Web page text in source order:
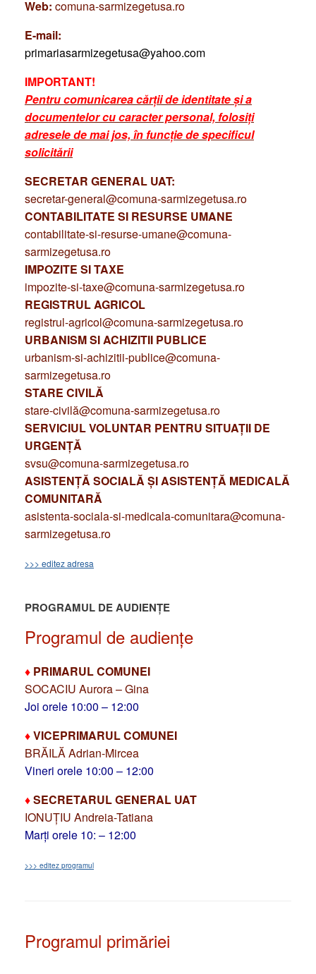
Web: comuna-sarmizegetusa.ro
E-mail:
primariasarmizegetusa@yahoo.com
IMPORTANT!
Pentru comunicarea cărții de identitate și a
documentelor cu caracter personal, folosiți
adresele de mai jos, în funcție de specificul
solicitării
SECRETAR GENERAL UAT:
secretar-general@comuna-sarmizegetusa.ro
CONTABILITATE SI RESURSE UMANE
contabilitate-si-resurse-umane@comuna-
sarmizegetusa.ro
IMPOZITE SI TAXE
impozite-si-taxe@comuna-sarmizegetusa.ro
REGISTRUL AGRICOL
registrul-agricol@comuna-sarmizegetusa.ro
URBANISM SI ACHIZITII PUBLICE
urbanism-si-achizitii-publice@comuna-
sarmizegetusa.ro
STARE CIVILĂ
stare-civilă@comuna-sarmizegetusa.ro
SERVICIUL VOLUNTAR PENTRU SITUAȚII DE
URGENȚĂ
svsu@comuna-sarmizegetusa.ro
ASISTENȚĂ SOCIALĂ ȘI ASISTENȚĂ MEDICALĂ
COMUNITARĂ
asistenta-sociala-si-medicala-comunitara@comuna-
sarmizegetusa.ro
>>> editez adresa
PROGRAMUL DE AUDIENȚE
Programul de audiențe
♦ PRIMARUL COMUNEI
SOCACIU Aurora – Gina
Joi orele 10:00 – 12:00
♦VICEPRIMARUL COMUNEI
BRĂILĂ Adrian-Mircea
Vineri orele 10:00 – 12:00
♦SECRETARUL GENERAL UAT
IONUȚIU Andreia-Tatiana
Marți orele 10: – 12:00
>>> editez programul
Programul primăriei